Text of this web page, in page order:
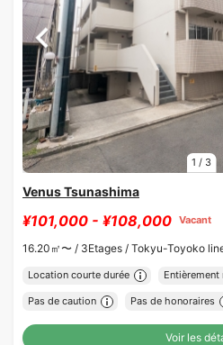
1 / 3
Venus Tsunashima
¥101,000 - ¥108,000 Vacant
16.20㎡〜 / 3Etages / Tokyu-Toyoko
Location courte durée Entièrement
Pas de caution Pas de honoraires
Voir les